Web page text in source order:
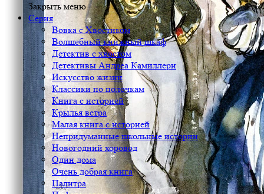
Закрыть меню
Серия
Вовка с Хвостиком
Волшебный книжный шкаф
Детектив с хвостом
Детективы Андреа Камиллери
Искусство жизни
Классики по полочкам
Книга с историей
Крылья ветра
Малая книга с историей
Непридуманные школьные истории
Новогодний хоровод
Один дома
Очень добрая книга
Палитра